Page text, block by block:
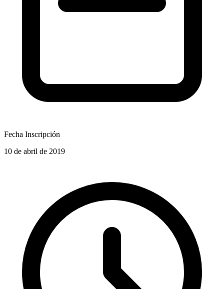
Fecha Inscripción
10 de abril de 2019